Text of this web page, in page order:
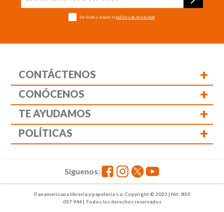
He leído y acepto la política de privacidad
CONTÁCTENOS +
CONÓCENOS +
TE AYUDAMOS +
POLÍTICAS +
Panamericana librería y papelería s.a. Copyright © 2023 | Nit: 830
037 946 | Todos los derechos reservados
Siguenos: